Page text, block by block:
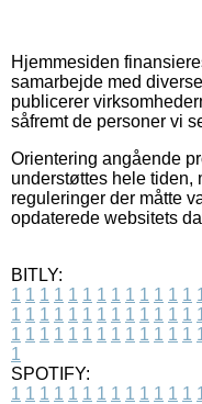
Hjemmesiden
samarbejde med
publicerer
såfremt de personer vi
Orientering angående
understøttes hele tiden,
reguleringer der måtte
opdaterede websitets
BITLY:
1 1 1 1 1 1 1 1 1 1 1 1 1
1 1 1 1 1 1 1 1 1 1 1 1 1
1 1 1 1 1 1 1 1 1 1 1 1 1
1
SPOTIFY:
1 1 1 1 1 1 1 1 1 1 1 1 1